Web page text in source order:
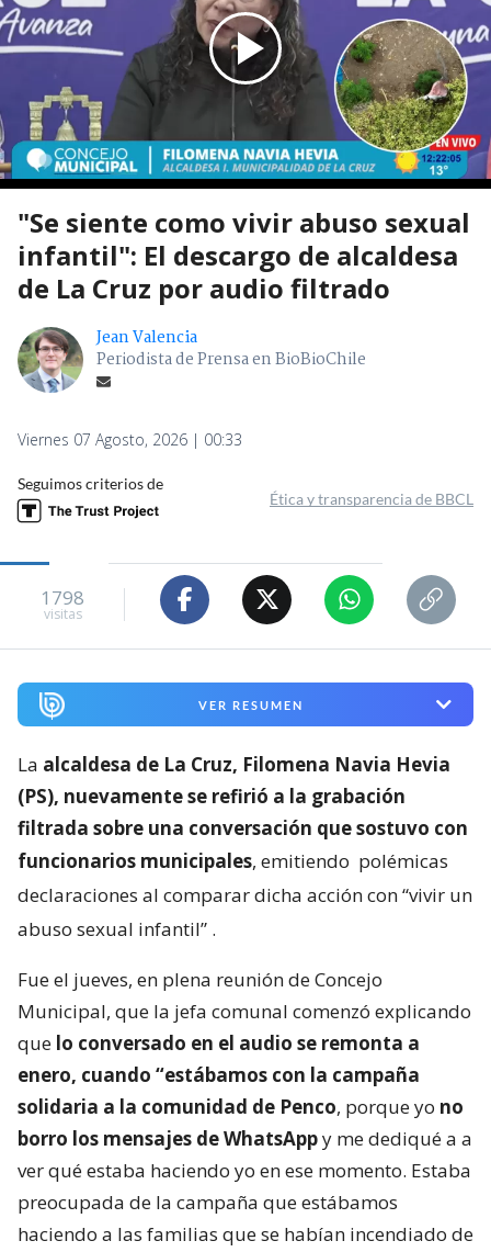
"Se siente como vivir abuso sexual
infantil": El descargo de alcaldesa
de La Cruz por audio filtrado
Jean Valencia
Periodista de Prensa en BioBioChile
Viernes 07 Agosto, 2026 | 00:33
Seguimos criterios de
Ética y transparencia de BBCL
1798
visitas
VER RESUMEN
La alcaldesa de La Cruz, Filomena Navia Hevia
(PS), nuevamente se refirió a la grabación
filtrada sobre una conversación que sostuvo con
funcionarios municipales, emitiendo polémicas
declaraciones al comparar dicha acción con “vivir un
abuso sexual infantil” .
Fue el jueves, en plena reunión de Concejo
Municipal, que la jefa comunal comenzó explicando
que lo conversado en el audio se remonta a
enero, cuando “estábamos con la campaña
solidaria a la comunidad de Penco, porque yo no
borro los mensajes de WhatsAppy me dediqué a a
ver qué estaba haciendo yo en ese momento. Estaba
preocupada de la campaña que estábamos
haciendo a las familias que se habían incendiado de